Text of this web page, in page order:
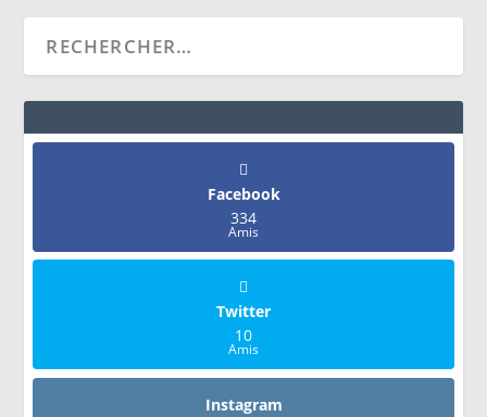
Facebook
334
Amis
Twitter
10
Amis
Instagram